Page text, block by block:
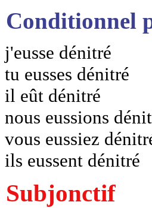
Conditionnel
j'eusse dénitré
tu eusses dénitré
il eût dénitré
nous eussions
vous eussiez
ils eussent dénitré
Subjonctif